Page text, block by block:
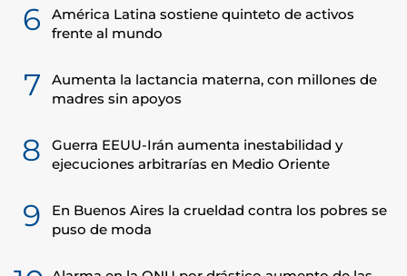
6
América Latina sostiene quinteto de activos
frente al mundo
7
Aumenta la lactancia materna, con millones de
madres sin apoyos
8
Guerra EEUU-Irán aumenta inestabilidad y
ejecuciones arbitrarías en Medio Oriente
9
En Buenos Aires la crueldad contra los pobres se
puso de moda